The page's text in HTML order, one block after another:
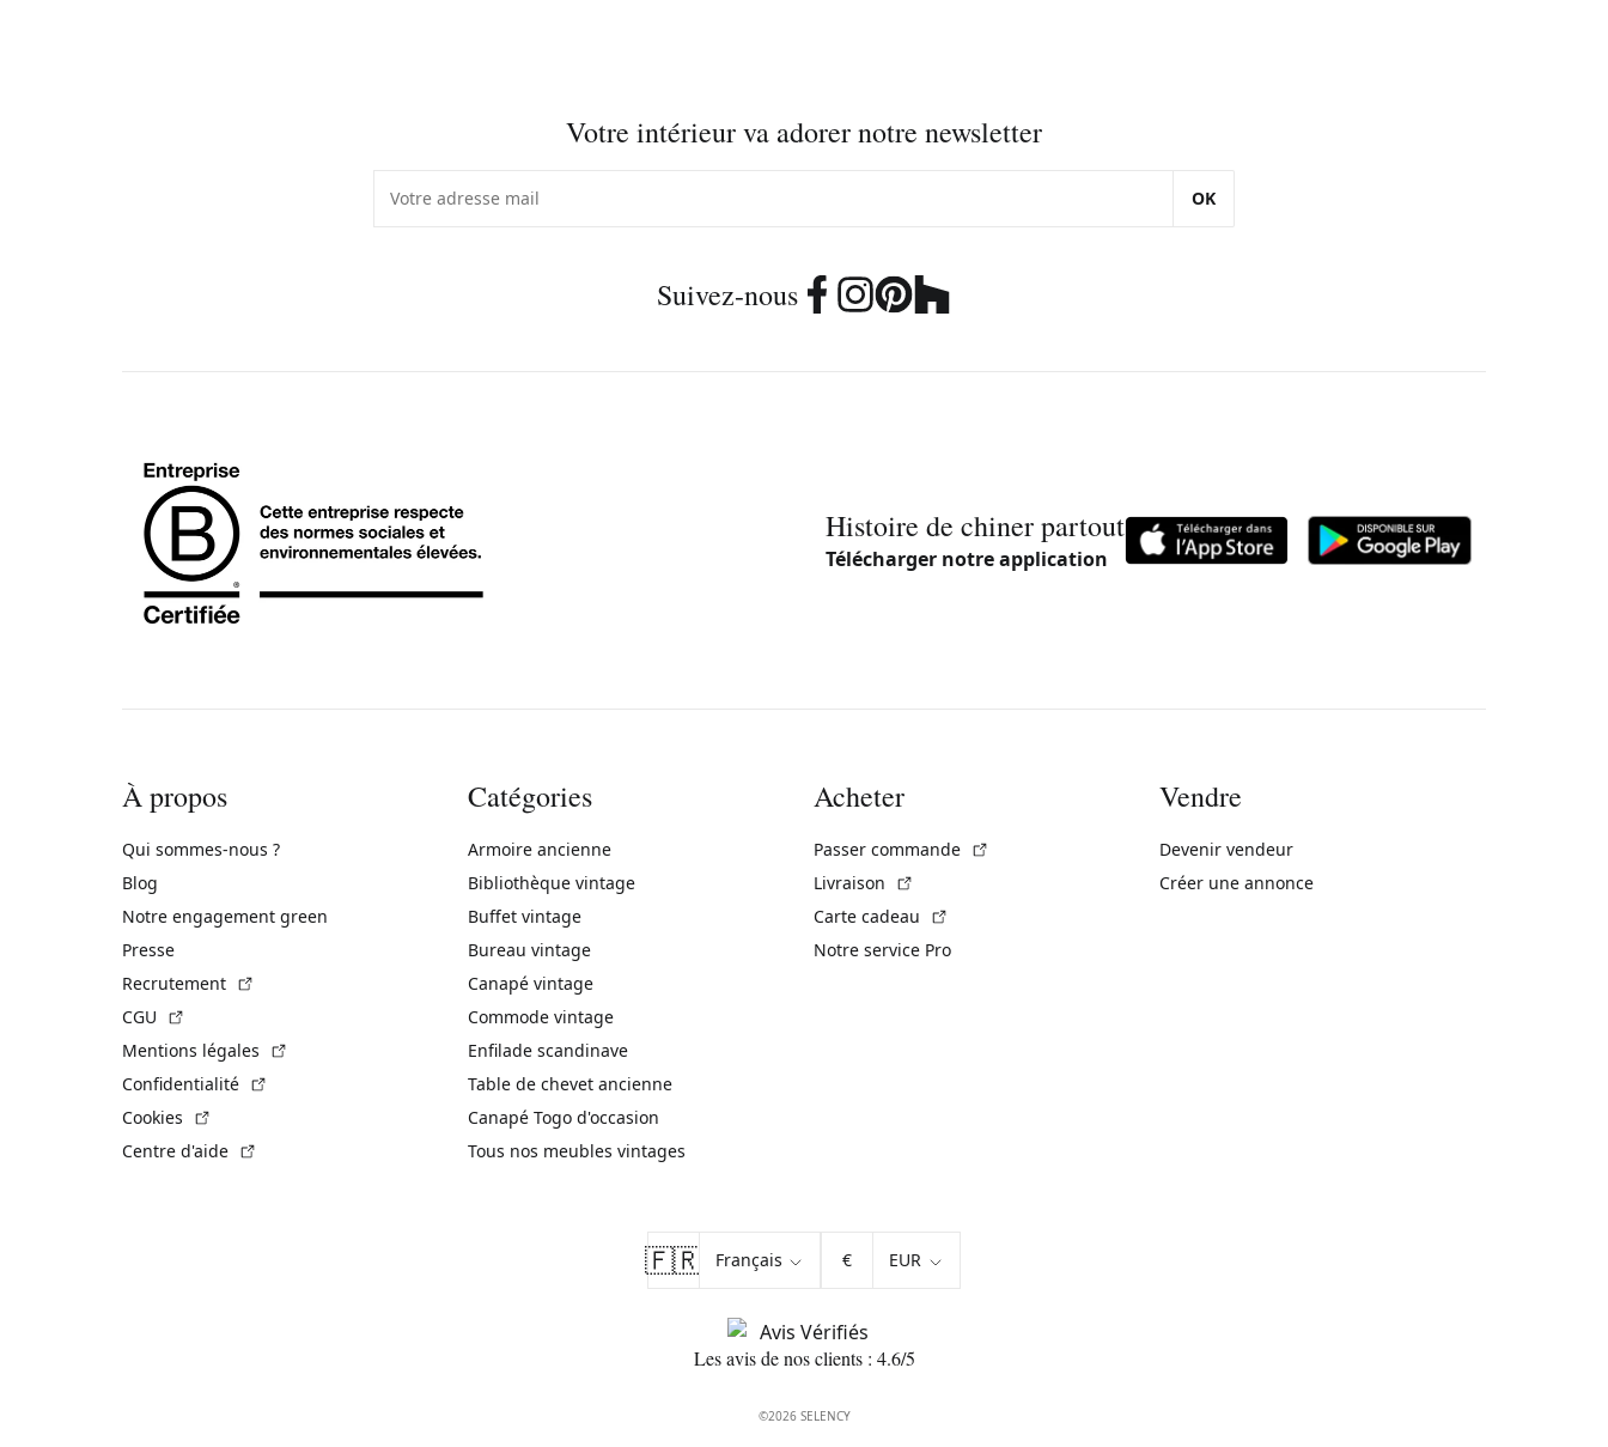
Votre intérieur va adorer notre newsletter
OK
Suivez-nous
Histoire de chiner partout
Télécharger notre application
À propos
Qui sommes-nous ?
Blog
Notre engagement green
Presse
Recrutement
CGU
Mentions légales
Confidentialité
Cookies
Centre d'aide
Catégories
Armoire ancienne
Bibliothèque vintage
Buffet vintage
Bureau vintage
Canapé vintage
Commode vintage
Enfilade scandinave
Table de chevet ancienne
Canapé Togo d'occasion
Tous nos meubles vintages
Acheter
Passer commande
Livraison
Carte cadeau
Notre service Pro
Vendre
Devenir vendeur
Créer une annonce
🇫🇷 €
Les avis de nos clients : 4.6/5
©2026 SELENCY